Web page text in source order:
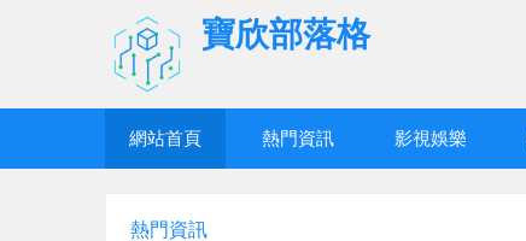
寶欣部落格
網站首頁 熱門資訊 影視娛樂
熱門資訊